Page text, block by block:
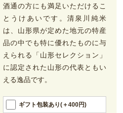
酒通の方にも満足いただけるこ
とうけあいです。清泉川純米
は、山形県が定めた地元の特産
品の中でも特に優れたものに与
えられる「山形セレクション」
に認定された山形の代表ともい
える逸品です。
ギフト包装あり(＋400円)